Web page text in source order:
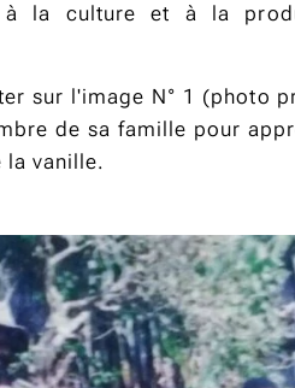
la culture et à la
sur l'image N° 1 (photo
de sa famille pour
vanille.